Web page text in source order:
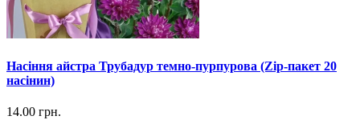
Насіння айстра Трубадур темно-пурпурова (Zip-пакет 20
насінин)
14.00 грн.